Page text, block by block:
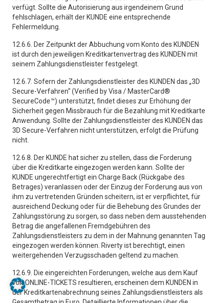
verfügt. Sollte die Autorisierung aus irgendeinem Grund
fehlschlagen, erhält der KUNDE eine entsprechende
Fehlermeldung.
12.6.6. Der Zeitpunkt der Abbuchung vom Konto des KUNDEN
ist durch den jeweiligen Kreditkartenvertrag des KUNDEN mit
seinem Zahlungsdienstleister festgelegt.
12.6.7. Sofern der Zahlungsdienstleister des KUNDEN das „3D
Secure-Verfahren“ (Verified by Visa / MasterCard®
SecureCode™) unterstützt, findet dieses zur Erhöhung der
Sicherheit gegen Missbrauch für die Bezahlung mit Kreditkarte
Anwendung. Sollte der Zahlungsdienstleister des KUNDEN das
3D Secure-Verfahren nicht unterstützen, erfolgt die Prüfung
nicht.
12.6.8. Der KUNDE hat sicher zu stellen, dass die Forderung
über die Kreditkarte eingezogen werden kann. Sollte der
KUNDE ungerechtfertigt ein Charge Back (Rückgabe des
Betrages) veranlassen oder der Einzug der Forderung aus von
ihm zu vertretenden Gründen scheitern, ist er verpflichtet, für
ausreichend Deckung oder für die Behebung des Grundes der
Zahlungsstörung zu sorgen, so dass neben dem ausstehenden
Betrag die angefallenen Fremdgebühren des
Zahlungsdienstleisters zu dem in der Mahnung genannten Tag
eingezogen werden können. Riverty ist berechtigt, einen
weitergehenden Verzugsschaden geltend zu machen.
12.6.9. Die eingereichten Forderungen, welche aus dem Kauf
von ONLINE-TICKETS resultieren, erscheinen dem KUNDEN in
der Kreditkartenabrechnung seines Zahlungsdienstleisters als